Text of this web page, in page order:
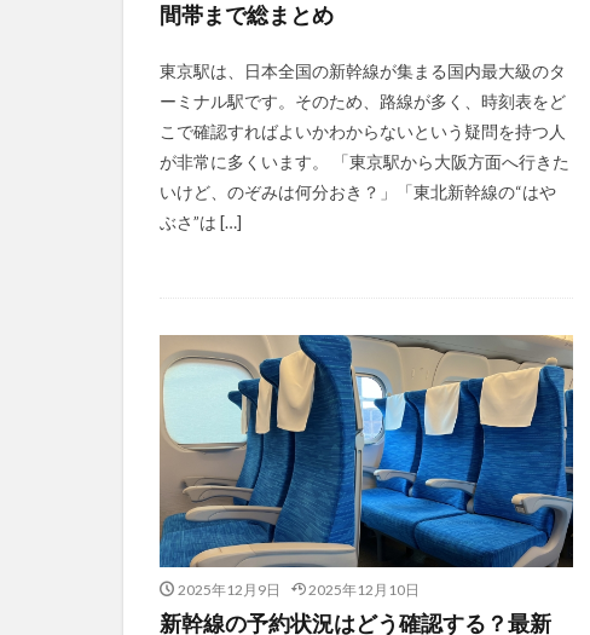
間帯まで総まとめ
東京駅は、日本全国の新幹線が集まる国内最大級のタ
ーミナル駅です。そのため、路線が多く、時刻表をど
こで確認すればよいかわからないという疑問を持つ人
が非常に多くいます。 「東京駅から大阪方面へ行きた
いけど、のぞみは何分おき？」「東北新幹線の“はや
ぶさ”は […]
2025年12月9日 2025年12月10日
新幹線の予約状況はどう確認する？最新